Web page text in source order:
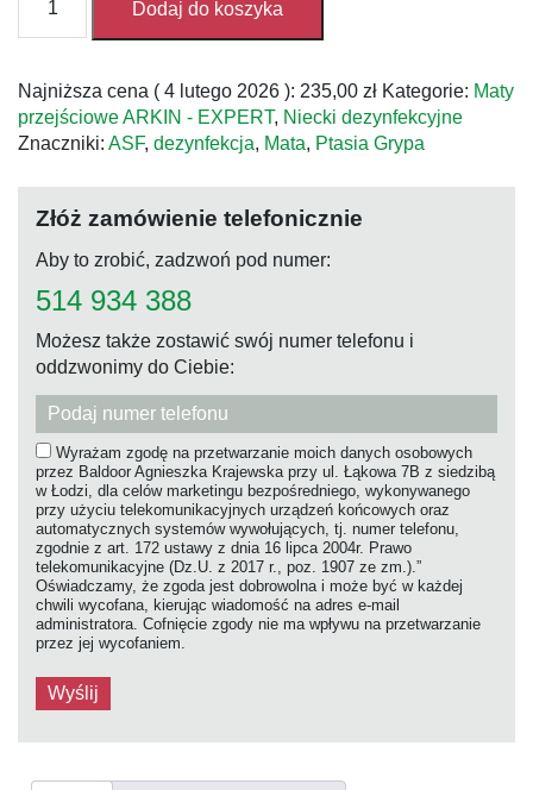
Mata
dezynfekcyjna
EXPERT
140x100x4
Dodaj do koszyka
Najniższa cena ( 4 lutego 2026 ): 235,00 zł Kategorie: Maty
przejściowe ARKIN - EXPERT, Niecki dezynfekcyjne
Znaczniki: ASF, dezynfekcja, Mata, Ptasia Grypa
Złóż zamówienie telefonicznie
Aby to zrobić, zadzwoń pod numer:
514 934 388
Możesz także zostawić swój numer telefonu i
oddzwonimy do Ciebie:
Wyrażam zgodę na przetwarzanie moich danych osobowych
przez Baldoor Agnieszka Krajewska przy ul. Łąkowa 7B z siedzibą
w Łodzi, dla celów marketingu bezpośredniego, wykonywanego
przy użyciu telekomunikacyjnych urządzeń końcowych oraz
automatycznych systemów wywołujących, tj. numer telefonu,
zgodnie z art. 172 ustawy z dnia 16 lipca 2004r. Prawo
telekomunikacyjne (Dz.U. z 2017 r., poz. 1907 ze zm.).”
Oświadczamy, że zgoda jest dobrowolna i może być w każdej
chwili wycofana, kierując wiadomość na adres e-mail
administratora. Cofnięcie zgody nie ma wpływu na przetwarzanie
przez jej wycofaniem.